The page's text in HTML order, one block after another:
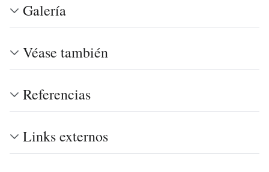
Galería
Véase también
Referencias
Links externos